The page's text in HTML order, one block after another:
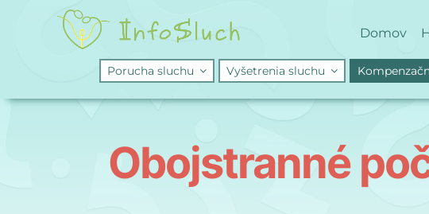
Domov
Porucha sluchu Vyšetrenia sluchu
Obojstranné